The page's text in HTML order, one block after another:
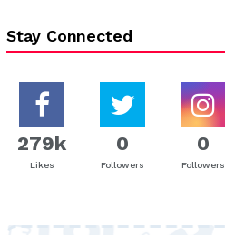
Stay Connected
279k
Likes
0
Followers
0
Followers